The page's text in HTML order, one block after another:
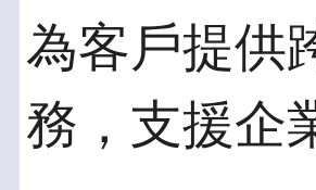
為客戶提供
務，支援企